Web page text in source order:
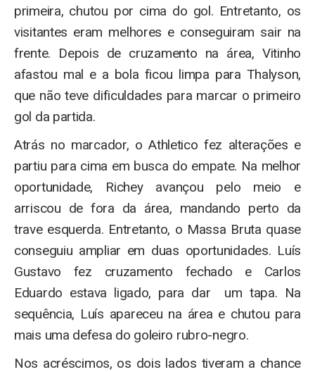
primeira, chutou por cima do gol. Entretanto, os
visitantes eram melhores e conseguiram sair na
frente. Depois de cruzamento na área, Vitinho
afastou mal e a bola ficou limpa para Thalyson,
que não teve dificuldades para marcar o primeiro
gol da partida.
Atrás no marcador, o Athletico fez alterações e
partiu para cima em busca do empate. Na melhor
oportunidade, Richey avançou pelo meio e
arriscou de fora da área, mandando perto da
trave esquerda. Entretanto, o Massa Bruta quase
conseguiu ampliar em duas oportunidades. Luís
Gustavo fez cruzamento fechado e Carlos
Eduardo estava ligado, para dar um tapa. Na
sequência, Luís apareceu na área e chutou para
mais uma defesa do goleiro rubro-negro.
Nos acréscimos, os dois lados tiveram a chance